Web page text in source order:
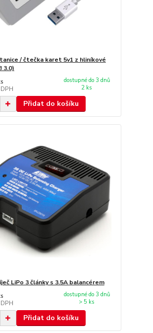
/ čtečka karet 5v1 z hliníkové
3.0)
dostupné do 3 dnů
2 ks
Přidat do košíku
LiPo 3 články s 3.5A balancérem
dostupné do 3 dnů
> 5 ks
Přidat do košíku